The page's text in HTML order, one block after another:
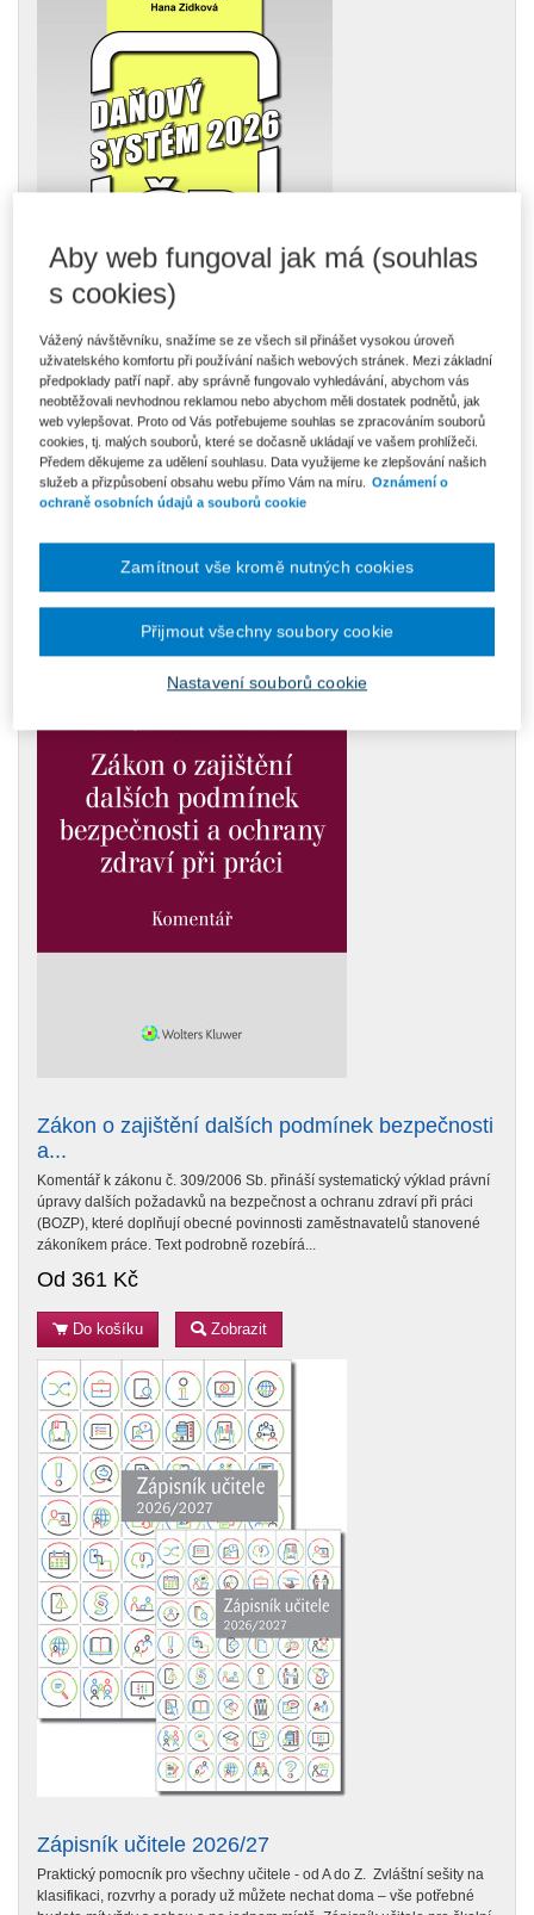
Daňový systém ČR 2026
Přehledně zpracovaná publikace obsahuje celou řadu schémat,
tabulek, grafů a ilustrativních příkladů pro snadnější pochopení stále
komplikovanějšího daňového systému České republiky. Velký důraz je
Od 506 Kč
Do košíku Zobrazit
Zákon o zajištění dalších podmínek bezpečnosti
a...
Komentář k zákonu č. 309/2006 Sb. přináší systematický výklad právní
úpravy dalších požadavků na bezpečnost a ochranu zdraví při práci
(BOZP), které doplňují obecné povinnosti zaměstnavatelů stanovené
zákoníkem práce. Text podrobně rozebírá...
Od 361 Kč
Do košíku Zobrazit
Zápisník učitele 2026/27
Praktický pomocník pro všechny učitele - od A do Z. Zvláštní sešity na
klasifikaci, rozvrhy a porady už můžete nechat doma – vše potřebné
Aby web fungoval jak má (souhlas
s cookies)
Vážený návštěvníku, snažíme se ze všech sil přinášet vysokou úroveň
uživatelského komfortu při používání našich webových stránek. Mezi základní
předpoklady patří např. aby správně fungovalo vyhledávání, abychom vás
neobtěžovali nevhodnou reklamou nebo abychom měli dostatek podnětů, jak
web vylepšovat. Proto od Vás potřebujeme souhlas se zpracováním souborů
cookies, tj. malých souborů, které se dočasně ukládají ve vašem prohlížeči.
Předem děkujeme za udělení souhlasu. Data využijeme ke zlepšování našich
služeb a přizpůsobení obsahu webu přímo Vám na míru. Oznámení o
ochraně osobních údajů a souborů cookie
Nastavení souborů cookie
Zamítnout vše kromě nutných cookies
Přijmout všechny soubory cookie